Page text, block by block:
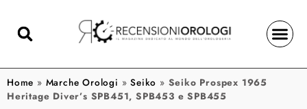
Home » Marche Orologi »Seiko » Seiko Prospex 1965
Heritage Diver’s SPB451, SPB453 e SPB455